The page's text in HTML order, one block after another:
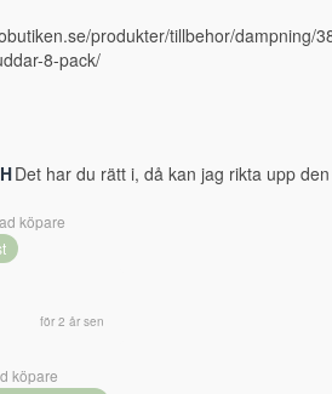
produkter/tillbehor/dampning/
8-pack/
Det har du rätt i, då kan jag rikta upp
köpare
för 2 år sen
köpare